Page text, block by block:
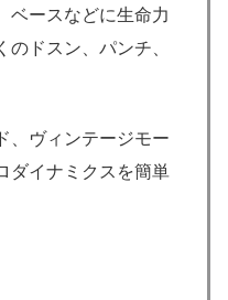
ベースなどに生命力
ドスン、パンチ、
、ヴィンテージモー
ダイナミクスを簡単